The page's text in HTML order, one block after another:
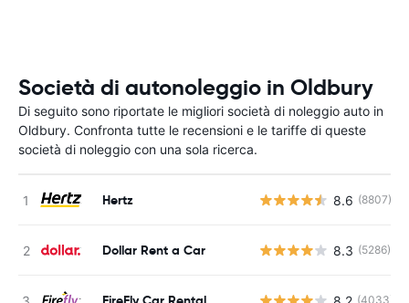
Società di autonoleggio in Oldbury
Di seguito sono riportate le migliori società di noleggio auto in
Oldbury. Confronta tutte le recensioni e le tariffe di queste
società di noleggio con una sola ricerca.
Hertz 8.6 (8807)
Dollar Rent a Car 8.3 (5286)
(4033)